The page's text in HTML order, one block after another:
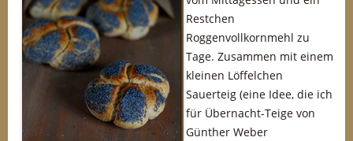
Restchen
Roggenvollkornmehl zu
Tage. Zusammen mit einem
kleinen Löffelchen
Sauerteig (eine Idee, die ich
für Übernacht-Teige von
Günther Weber